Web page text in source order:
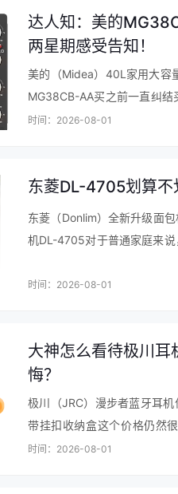
达人知：美的
两星期感受告知！
美的（Midea）40L家用大容
MG38CB-AA买之前一直纠
牌放心，售后也有保障。功
时间：2026-08-01
东菱DL-4705划算不
东菱（Donlim）全新升级面
机DL-4705对于普通家庭来说
…
时间：2026-08-01
大神怎么看待极川耳
悔？
极川（JRC）漫步者蓝牙耳
带挂扣收纳盒这个价格仍然
样。非常满意，完全出乎意
时间：2026-08-01